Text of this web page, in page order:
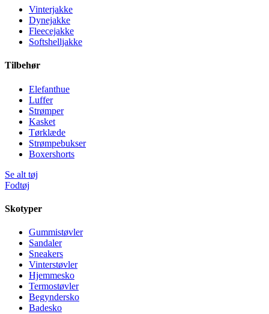
Vinterjakke
Dynejakke
Fleecejakke
Softshelljakke
Tilbehør
Elefanthue
Luffer
Strømper
Kasket
Tørklæde
Strømpebukser
Boxershorts
Se alt tøj
Fodtøj
Skotyper
Gummistøvler
Sandaler
Sneakers
Vinterstøvler
Hjemmesko
Termostøvler
Begyndersko
Badesko